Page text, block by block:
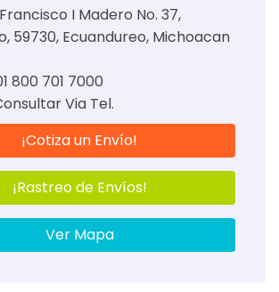
Francisco I Madero No. 37,
59730, Ecuandureo, Michoacan
800 701 7000
Via Tel.
¡Cotiza un Envío!
¡Rastreo de Envíos!
Ver Mapa